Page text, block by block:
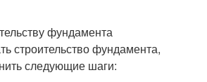
фундамента
строительство фундамента,
следующие шаги: